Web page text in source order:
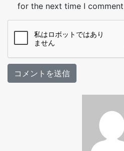
for the next time I comment